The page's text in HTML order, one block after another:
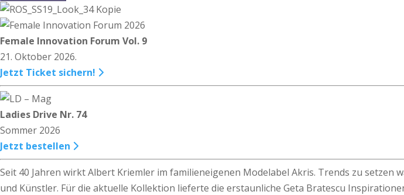
Female Innovation Forum Vol. 9
21. Oktober 2026.
Jetzt Ticket sichern!
Ladies Drive Nr. 74
Sommer 2026
Jetzt bestellen
Seit 40 Jahren wirkt Albert Kriemler im familieneigenen Modelabel Akris. Trends zu
und Künstler. Für die aktuelle Kollektion lieferte die erstaunliche Geta Bratescu